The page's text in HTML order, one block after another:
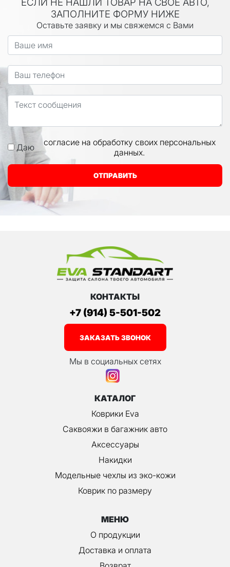
ЗАПОЛНИТЕ ФОРМУ НИЖЕ
Оставьте заявку и мы свяжемся с Вами
Даю
согласие на обработку своих персональных
данных.
ОТПРАВИТЬ
КОНТАКТЫ
+7 (914) 5-501-502
ЗАКАЗАТЬ ЗВОНОК
Мы в социальных сетях
КАТАЛОГ
Коврики Eva
Саквояжи в багажник авто
Аксессуары
Накидки
Модельные чехлы из эко-кожи
Коврик по размеру
МЕНЮ
О продукции
Доставка и оплата